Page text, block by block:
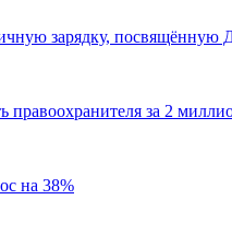
зарядку, посвящённую
за 2
на 38%